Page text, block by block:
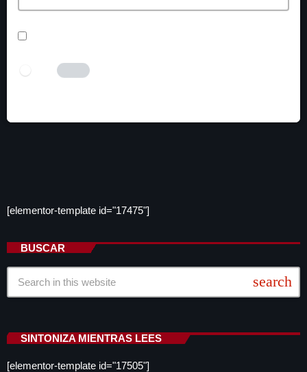
I AM HUMAN
[elementor-template id="17475"]
BUSCAR
search
SINTONIZA MIENTRAS LEES
[elementor-template id="17505"]